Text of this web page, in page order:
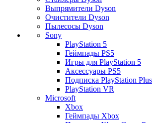
Выпрямители Dyson
Очистители Dyson
Пылесосы Dyson
Sony
PlayStation 5
Геймпады PS5
Игры для PlayStation 5
Аксессуары PS5
Подписка PlayStation Plus
PlayStation VR
Microsoft
Xbox
Геймпады Xbox